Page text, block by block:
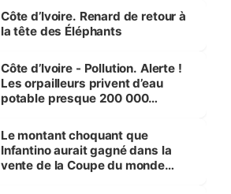
Côte d’Ivoire. Renard de retour à
la tête des Éléphants
Côte d’Ivoire - Pollution. Alerte !
Les orpailleurs privent d’eau
potable presque 200 000
Le montant choquant que
Infantino aurait gagné dans la
vente de la Coupe du monde